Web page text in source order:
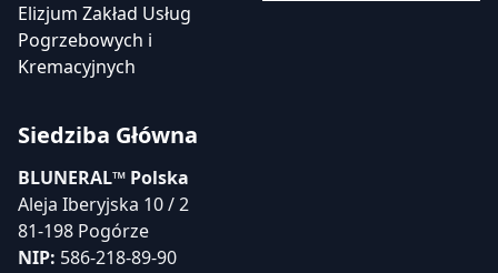
Elizjum Zakład Usług
Pogrzebowych i
Kremacyjnych
Siedziba Główna
BLUNERAL™ Polska
Aleja Iberyjska 10 / 2
81-198 Pogórze
NIP: 586-218-89-90